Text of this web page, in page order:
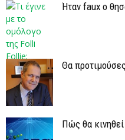
Ήταν faux ο
Θα
Πώς θα